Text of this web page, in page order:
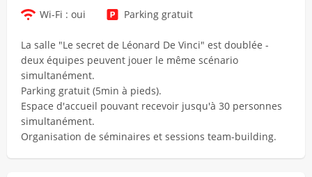
Wi-Fi : oui Parking gratuit
La salle "Le secret de Léonard De Vinci" est doublée -
deux équipes peuvent jouer le même scénario
simultanément.
Parking gratuit (5min à pieds).
Espace d'accueil pouvant recevoir jusqu'à 30 personnes
simultanément.
Organisation de séminaires et sessions team-building.